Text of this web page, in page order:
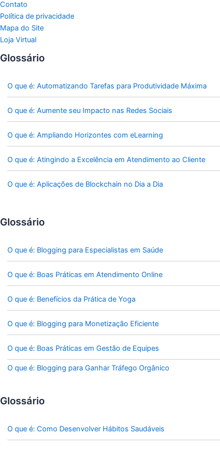
Contato
Política de privacidade
Mapa do Site
Loja Virtual
Glossário
O que é: Automatizando Tarefas para Produtividade Máxima
O que é: Aumente seu Impacto nas Redes Sociais
O que é: Ampliando Horizontes com eLearning
O que é: Atingindo a Excelência em Atendimento ao Cliente
O que é: Aplicações de Blockchain no Dia a Dia
Glossário
O que é: Blogging para Especialistas em Saúde
O que é: Boas Práticas em Atendimento Online
O que é: Benefícios da Prática de Yoga
O que é: Blogging para Monetização Eficiente
O que é: Boas Práticas em Gestão de Equipes
O que é: Blogging para Ganhar Tráfego Orgânico
Glossário
O que é: Como Desenvolver Hábitos Saudáveis